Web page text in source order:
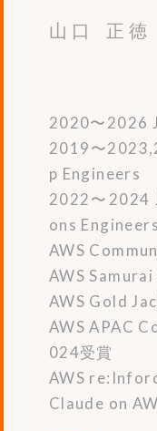
山口 正徳
2020〜2026
2019〜
p Engineers
2022〜2024
ons Engineers
AWS
AWS
AWS Gold
AWS APAC
024受賞
AWS
Claude on